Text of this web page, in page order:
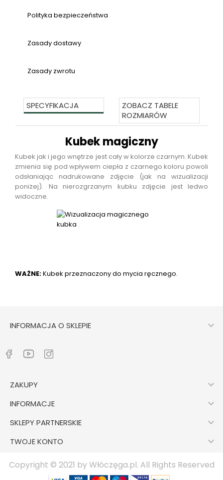
Polityka bezpieczeństwa
Zasady dostawy
Zasady zwrotu
SPECYFIKACJA
ZOBACZ TABELE
ROZMIARÓW
Kubek magiczny
Kubek jak i jego wnętrze jest cały w kolorze czarnym. Kubek
zmienia się pod wpływem ciepła z czarnego koloru powoli
odsłaniając nadrukowane zdjęcie (jak na wizualizacji
poniżej). Na nierozgrzanym kubku zdjęcie jest ledwo
widoczne.
WAŻNE:Kubek przeznaczony do mycia ręcznego.
INFORMACJA O SKLEPIE 
ZAKUPY 
INFORMACJE 
SKLEPY PARTNERSKIE 
TWOJE KONTO 
Copyright © 2021 by Włóczęga.pl. All Rights Reserved